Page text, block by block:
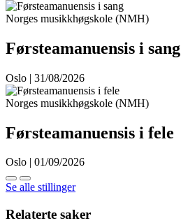
Norges musikkhøgskole (NMH)
Førsteamanuensis i sang
Oslo | 31/08/2026
Norges musikkhøgskole (NMH)
Førsteamanuensis i fele
Oslo | 01/09/2026
Se alle stillinger
Relaterte saker